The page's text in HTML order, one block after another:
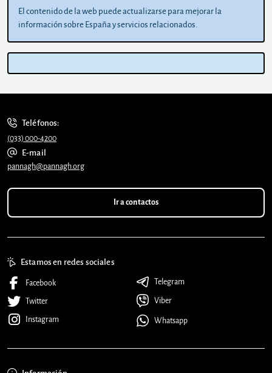
El contenido de la web puede actualizarse para mejorar la
información sobre España y servicios relacionados.
Teléfonos:
(033) 000-4200
E-mail
pannagh@pannagh.org
Ir a contactos
Estamos en redes sociales
Facebook
Twitter
Instagram
Telegram
Viber
Whatsapp